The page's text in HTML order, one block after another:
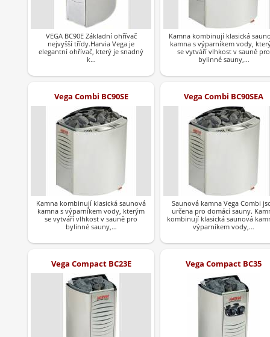
VEGA BC90E Základní ohřívač
nejvyšší třídy.Harvia Vega je
elegantní ohřívač, který je snadný
k…
Kamna kombinují klasická
kamna s výparníkem vody,
se vytváří vlhkost v sauně pro
bylinné sauny,…
Vega Combi BC90SE
Kamna kombinují klasická saunová
kamna s výparníkem vody, kterým
se vytváří vlhkost v sauně pro
bylinné sauny,…
Vega Combi BC90SEA
Saunová kamna Vega Combi
určena pro domácí sauny.
kombinují klasická saunová
výparníkem vody,…
Vega Compact BC23E Vega Compact BC35